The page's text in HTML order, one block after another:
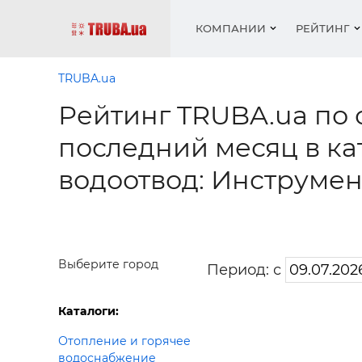
КОМПАНИИ
Котлы
РЕЙТИНГ
Холод,
Котлы
Теплые
TRUBA.ua
Рейтинг TRUBA.ua
последний месяц в
водоотвод:
Выберите город
Каталоги:
Отопление и горячее
водоснабжение
Период: с